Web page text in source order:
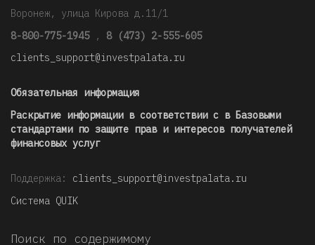
Воронеж, улица Кирова д.11/1
8-800-775-1945 , 8 (473) 2-555-605
clients_support@investpalata.ru
Обязательная информация
Раскрытие информации в соответствии с в Базовыми
стандартами по защите прав и интересов получателей
финансовых услуг
Поддержка: clients_support@investpalata.ru
Система QUIK
Поиск по содержимому